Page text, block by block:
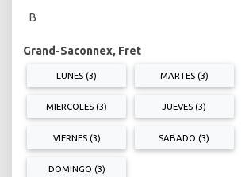
B
Grand-Saconnex, Fret
LUNES (3) MARTES (3)
MIERCOLES (3) JUEVES (3)
VIERNES (3) SABADO (3)
DOMINGO (3)